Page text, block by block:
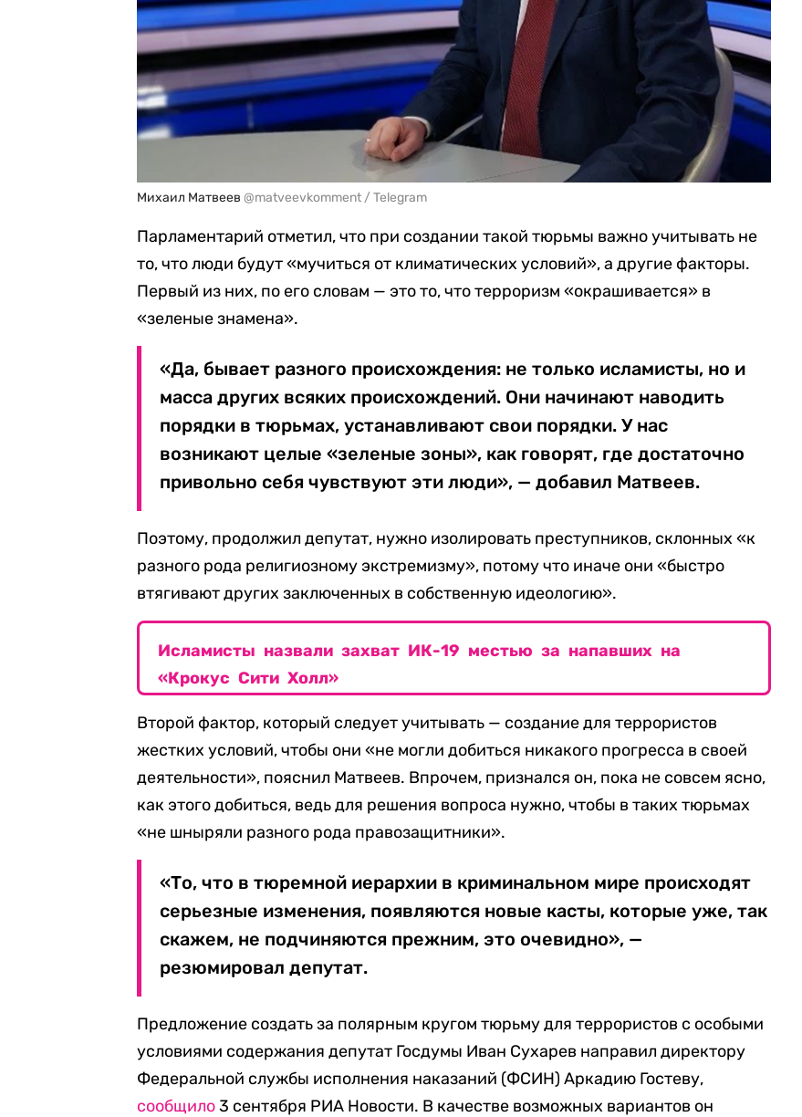
Михаил Матвеев @matveevkomment / Telegram
Парламентарий отметил, что при создании такой тюрьмы важно учитывать не
то, что люди будут «мучиться от климатических условий», а другие факторы.
Первый из них, по его словам — это то, что терроризм «окрашивается» в
«зеленые знамена».
«Да, бывает разного происхождения: не только исламисты, но и
масса других всяких происхождений. Они начинают наводить
порядки в тюрьмах, устанавливают свои порядки. У нас
возникают целые «зеленые зоны», как говорят, где достаточно
привольно себя чувствуют эти люди», — добавил Матвеев.
Поэтому, продолжил депутат, нужно изолировать преступников, склонных «к
разного рода религиозному экстремизму», потому что иначе они «быстро
втягивают других заключенных в собственную идеологию».
Исламисты назвали захват ИК-19 местью за напавших на
«Крокус Сити Холл»
Второй фактор, который следует учитывать — создание для террористов
жестких условий, чтобы они «не могли добиться никакого прогресса в своей
деятельности», пояснил Матвеев. Впрочем, признался он, пока не совсем ясно,
как этого добиться, ведь для решения вопроса нужно, чтобы в таких тюрьмах
«не шныряли разного рода правозащитники».
«То, что в тюремной иерархии в криминальном мире происходят
серьезные изменения, появляются новые касты, которые уже, так
скажем, не подчиняются прежним, это очевидно», —
резюмировал депутат.
Предложение создать за полярным кругом тюрьму для террористов с особыми
условиями содержания депутат Госдумы Иван Сухарев направил директору
Федеральной службы исполнения наказаний (ФСИН) Аркадию Гостеву,
сообщило3 сентября РИА Новости. В качестве возможных вариантов он